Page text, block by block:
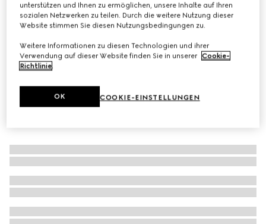
unterstützen und Ihnen zu ermöglichen, unsere Inhalte auf Ihren
sozialen Netzwerken zu teilen. Durch die weitere Nutzung dieser
Website stimmen Sie diesen Nutzungsbedingungen zu.
Weitere Informationen zu diesen Technologien und ihrer
Verwendung auf dieser Website finden Sie in unserer Cookie-
Richtlinie.
COOKIE-EINSTELLUNGEN
OK